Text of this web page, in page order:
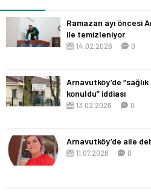
Ramazan ayı öncesi
ile temizleniyor
14.02.2026 0
Arnavutköy’de
konuldu” iddiası
13.02.2026 0
Arnavutköy’de aile
11.07.2026 0